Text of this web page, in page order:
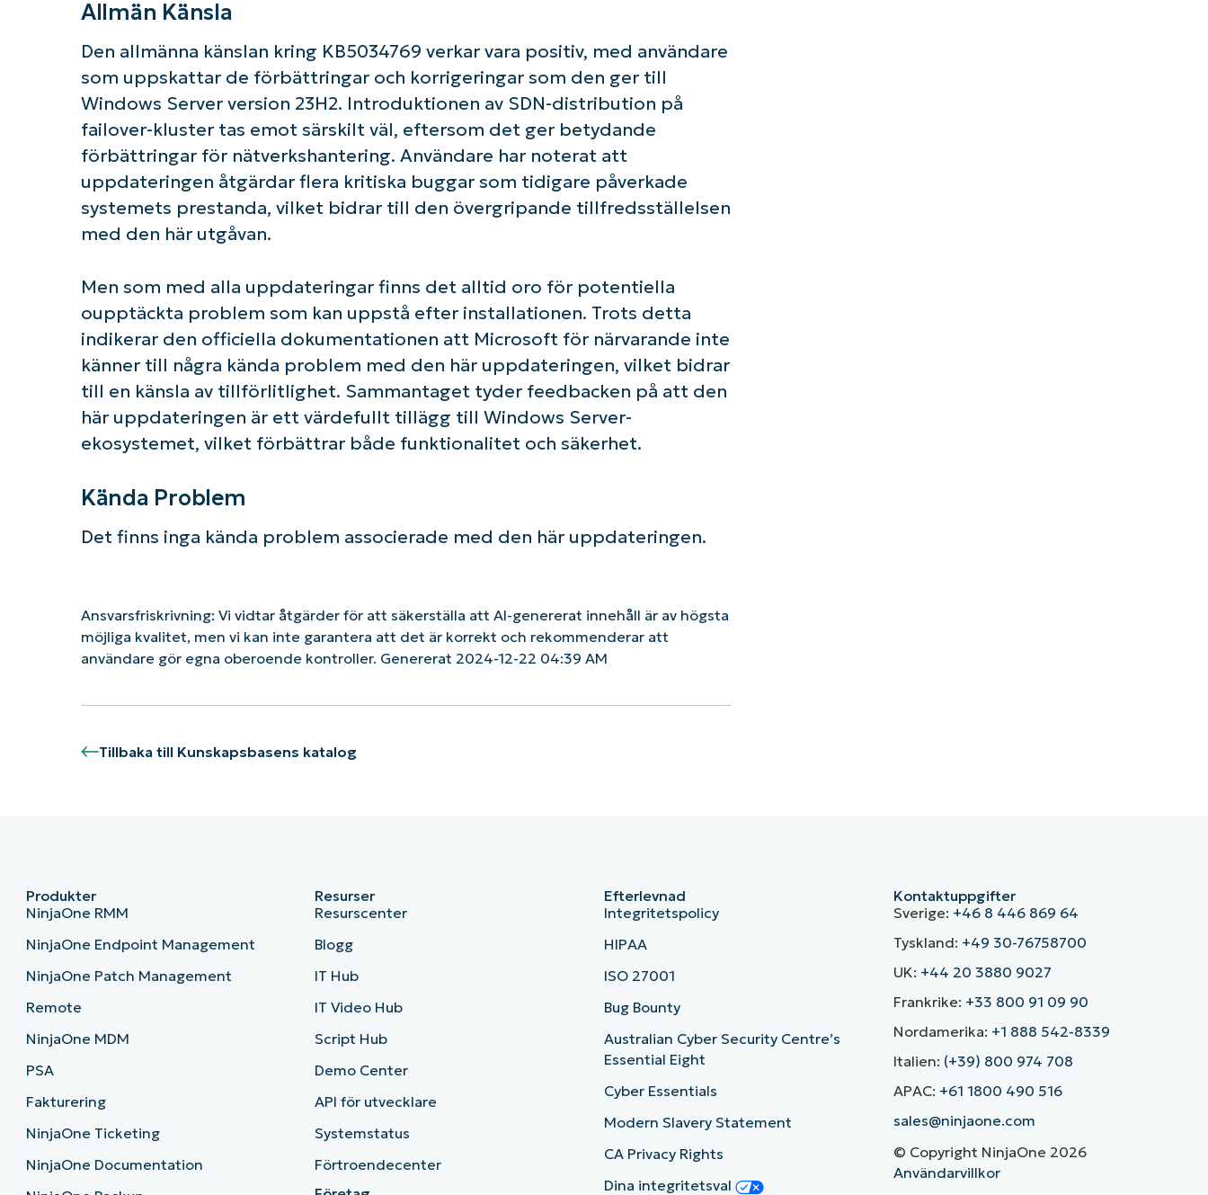
Allmän Känsla
Den allmänna känslan kring KB5034769 verkar vara positiv, med användare
som uppskattar de förbättringar och korrigeringar som den ger till
Windows Server version 23H2. Introduktionen av SDN-distribution på
failover-kluster tas emot särskilt väl, eftersom det ger betydande
förbättringar för nätverkshantering. Användare har noterat att
uppdateringen åtgärdar flera kritiska buggar som tidigare påverkade
systemets prestanda, vilket bidrar till den övergripande tillfredsställelsen
med den här utgåvan.
Men som med alla uppdateringar finns det alltid oro för potentiella
oupptäckta problem som kan uppstå efter installationen. Trots detta
indikerar den officiella dokumentationen att Microsoft för närvarande inte
känner till några kända problem med den här uppdateringen, vilket bidrar
till en känsla av tillförlitlighet. Sammantaget tyder feedbacken på att den
här uppdateringen är ett värdefullt tillägg till Windows Server-
ekosystemet, vilket förbättrar både funktionalitet och säkerhet.
Kända Problem
Det finns inga kända problem associerade med den här uppdateringen.
Ansvarsfriskrivning: Vi vidtar åtgärder för att säkerställa att AI-genererat innehåll är av högsta
möjliga kvalitet, men vi kan inte garantera att det är korrekt och rekommenderar att
användare gör egna oberoende kontroller. Genererat 2024-12-22 04:39 AM
Tillbaka till Kunskapsbasens katalog
Produkter
NinjaOne RMM
NinjaOne Endpoint Management
NinjaOne Patch Management
Remote
NinjaOne MDM
PSA
Fakturering
NinjaOne Ticketing
NinjaOne Documentation
Resurser
Resurscenter
Blogg
IT Hub
IT Video Hub
Script Hub
Demo Center
API för utvecklare
Systemstatus
Förtroendecenter
Efterlevnad
Integritetspolicy
HIPAA
ISO 27001
Bug Bounty
Australian Cyber Security Centre’s
Essential Eight
Cyber Essentials
Modern Slavery Statement
CA Privacy Rights
Dina integritetsval
Kontaktuppgifter
Sverige: +46 8 446 869 64
Tyskland: +49 30-76758700
UK: +44 20 3880 9027
Frankrike: +33 800 91 09 90
Nordamerika: +1 888 542-8339
Italien: (+39) 800 974 708
APAC: +61 1800 490 516
sales@ninjaone.com
© Copyright NinjaOne 2026
Användarvillkor